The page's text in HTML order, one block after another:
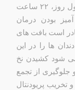
شود استفاده از اسپلینت، تقریباً تمام طول روز، ۲۲ ساعت
آمیز بودن درمان
است بافت های
ها را در این
شود کشیدن نخ
جلوگیری از تجمع
تخریب پریودنتال